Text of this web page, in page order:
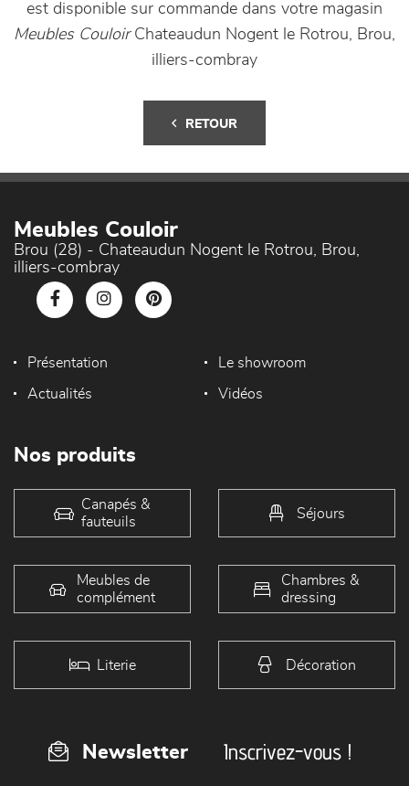
est disponible sur commande dans votre magasin
Meubles CouloirChateaudun Nogent le Rotrou, Brou,
illiers-combray
RETOUR
Meubles Couloir
Brou (28) - Chateaudun Nogent le Rotrou, Brou,
illiers-combray
Présentation Le showroom
Actualités Vidéos
Nos produits
Canapés &
fauteuils
Séjours
Meubles de
complément
Chambres &
dressing
Literie Décoration
Newsletter Inscrivez-vous !